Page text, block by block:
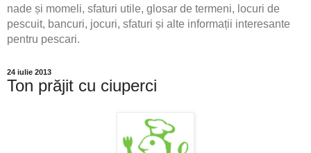
nade și momeli, sfaturi utile, glosar de termeni, locuri de
pescuit, bancuri, jocuri, sfaturi și alte informații interesante
pentru pescari.
24 iulie 2013
Ton prăjit cu ciuperci